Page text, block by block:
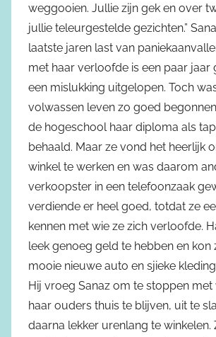
weggooien. Jullie zijn gek en over
jullie teleurgestelde gezichten.”
laatste jaren last van
met haar verloofde is een paar jaar
een mislukking uitgelopen. Toch
volwassen leven zo goed
de hogeschool haar diploma als
behaald. Maar ze vond het heerlijk
winkel te werken en was daarom
verkoopster in een telefoonzaak
verdiende er heel goed, totdat ze
kennen met wie ze zich verloofde.
leek genoeg geld te hebben en kon
mooie nieuwe auto en sjieke
Hij vroeg Sanaz om te stoppen met
haar ouders thuis te blijven, uit te
daarna lekker urenlang te winkelen.